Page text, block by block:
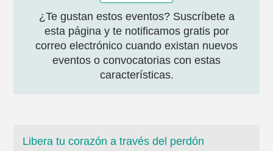
¿Te gustan estos eventos? Suscríbete a
esta página y te notificamos gratis por
correo electrónico cuando existan nuevos
eventos o convocatorias con estas
características.
Libera tu corazón a través del perdón